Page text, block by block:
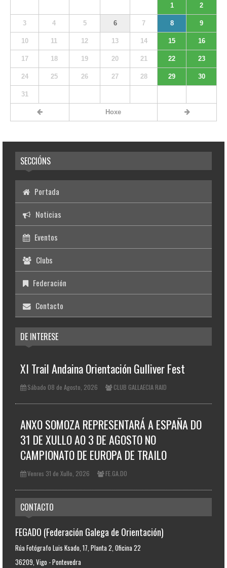
1 2
3 4 5 6 7 8 9
10 11 12 13 14 15 16
17 18 19 20 21 22 23
24 25 26 27 28 29 30
31
Hoxe
SECCIÓNS
Portada
Noticias
Eventos
Clubs
Federación
Contacto
DE INTERESE
XI Trail Andaina Orientación Gulliver Fest
Sábado 08 de Agosto, 2026 CLUB GALLAECIA RAID
ANXO SOMOZA REPRESENTARÁ A ESPAÑA DO
31 DE XULLO AO 3 DE AGOSTO NO
CAMPIONATO DE EUROPA DE TRAILO
Venres 31 de Xullo, 2026 FE.GA.DO
CONTACTO
FEGADO (Federación Galega de Orientación)
Rúa Fotógrafo Luis Ksado, 17, Planta 2, Oficina 22
36209, Vigo - Pontevedra